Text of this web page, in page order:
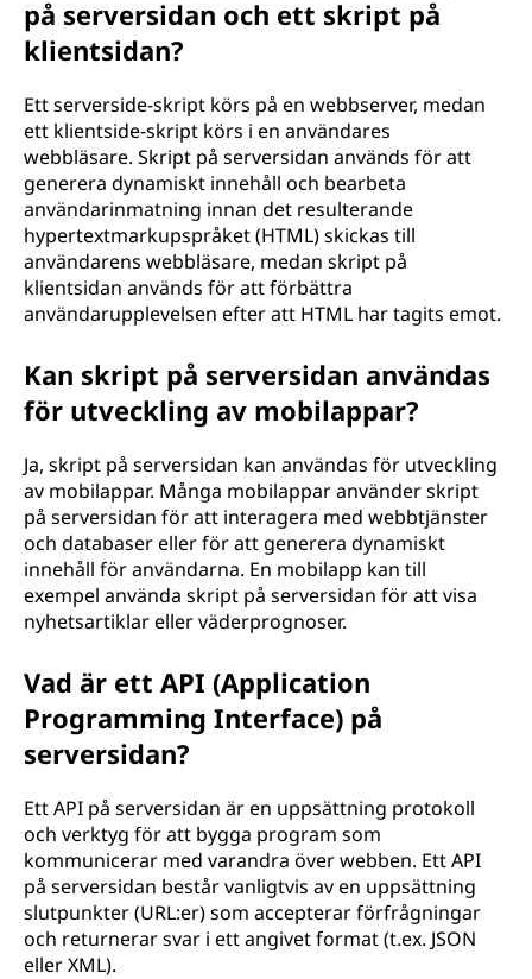
på serversidan och ett skript på
klientsidan?
Ett serverside-skript körs på en webbserver, medan
ett klientside-skript körs i en användares
webbläsare. Skript på serversidan används för att
generera dynamiskt innehåll och bearbeta
användarinmatning innan det resulterande
hypertextmarkupspråket (HTML) skickas till
användarens webbläsare, medan skript på
klientsidan används för att förbättra
användarupplevelsen efter att HTML har tagits emot.
Kan skript på serversidan användas
för utveckling av mobilappar?
Ja, skript på serversidan kan användas för utveckling
av mobilappar. Många mobilappar använder skript
på serversidan för att interagera med webbtjänster
och databaser eller för att generera dynamiskt
innehåll för användarna. En mobilapp kan till
exempel använda skript på serversidan för att visa
nyhetsartiklar eller väderprognoser.
Vad är ett API (Application
Programming Interface) på
serversidan?
Ett API på serversidan är en uppsättning protokoll
och verktyg för att bygga program som
kommunicerar med varandra över webben. Ett API
på serversidan består vanligtvis av en uppsättning
slutpunkter (URL:er) som accepterar förfrågningar
och returnerar svar i ett angivet format (t.ex. JSON
eller XML).